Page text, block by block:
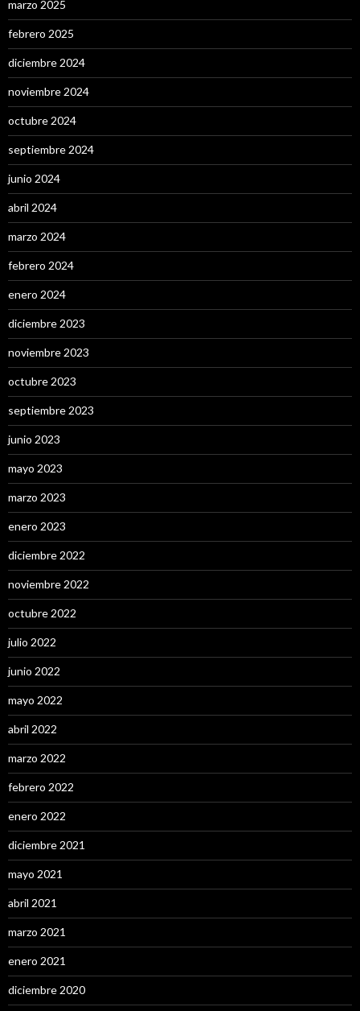
marzo 2025
febrero 2025
diciembre 2024
noviembre 2024
octubre 2024
septiembre 2024
junio 2024
abril 2024
marzo 2024
febrero 2024
enero 2024
diciembre 2023
noviembre 2023
octubre 2023
septiembre 2023
junio 2023
mayo 2023
marzo 2023
enero 2023
diciembre 2022
noviembre 2022
octubre 2022
julio 2022
junio 2022
mayo 2022
abril 2022
marzo 2022
febrero 2022
enero 2022
diciembre 2021
mayo 2021
abril 2021
marzo 2021
enero 2021
diciembre 2020